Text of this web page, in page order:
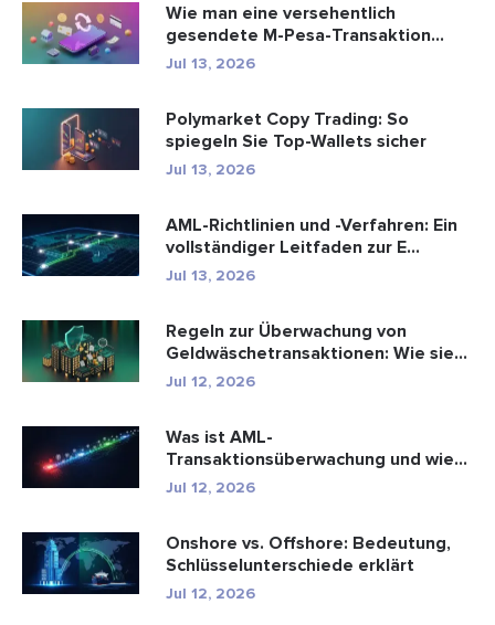
Wie man eine versehentlich
gesendete M-Pesa-Transaktion
rückgäng...
Jul 13, 2026
Polymarket Copy Trading: So
spiegeln Sie Top-Wallets sicher
Jul 13, 2026
AML-Richtlinien und -Verfahren: Ein
vollständiger Leitfaden zur E...
Jul 13, 2026
Regeln zur Überwachung von
Geldwäschetransaktionen: Wie sie
Fina...
Jul 12, 2026
Was ist AML-
Transaktionsüberwachung und wie
funktioniert sie?
Jul 12, 2026
Onshore vs. Offshore: Bedeutung,
Schlüsselunterschiede erklärt
Jul 12, 2026